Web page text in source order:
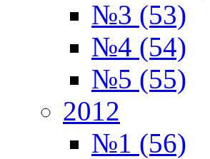
№3 (53)
№4 (54)
№5 (55)
2012
№1 (56)